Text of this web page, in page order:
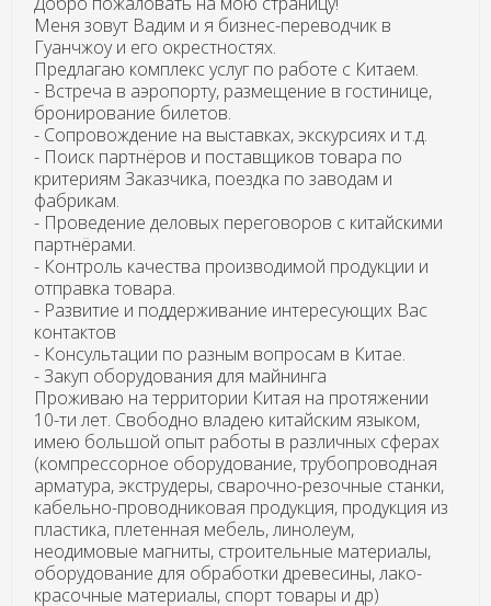
Меня зовут Вадим и я бизнес-переводчик в
Гуанчжоу и его окрестностях.
Предлагаю комплекс услуг по работе с Китаем.
- Встреча в аэропорту, размещение в гостинице,
бронирование билетов.
- Сопровождение на выставках, экскурсиях и т.д.
- Поиск партнёров и поставщиков товара по
критериям Заказчика, поездка по заводам и
фабрикам.
- Проведение деловых переговоров с китайскими
партнёрами.
- Контроль качества производимой продукции и
отправка товара.
- Развитие и поддерживание интересующих Вас
контактов
- Консультации по разным вопросам в Китае.
- Закуп оборудования для майнинга
Проживаю на территории Китая на протяжении
10-ти лет. Свободно владею китайским языком,
имею большой опыт работы в различных сферах
(компрессорное оборудование, трубопроводная
арматура, экструдеры, сварочно-резочные станки,
кабельно-проводниковая продукция, продукция из
пластика, плетенная мебель, линолеум,
неодимовые магниты, строительные материалы,
оборудование для обработки древесины, лако-
красочные материалы, спорт товары и др)